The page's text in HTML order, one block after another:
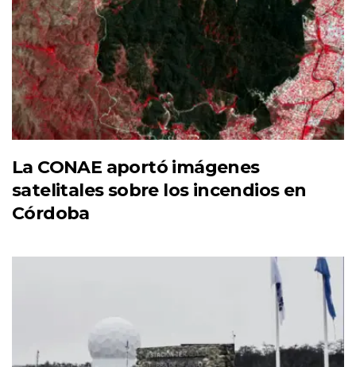
La CONAE aportó imágenes
satelitales sobre los incendios en
Córdoba